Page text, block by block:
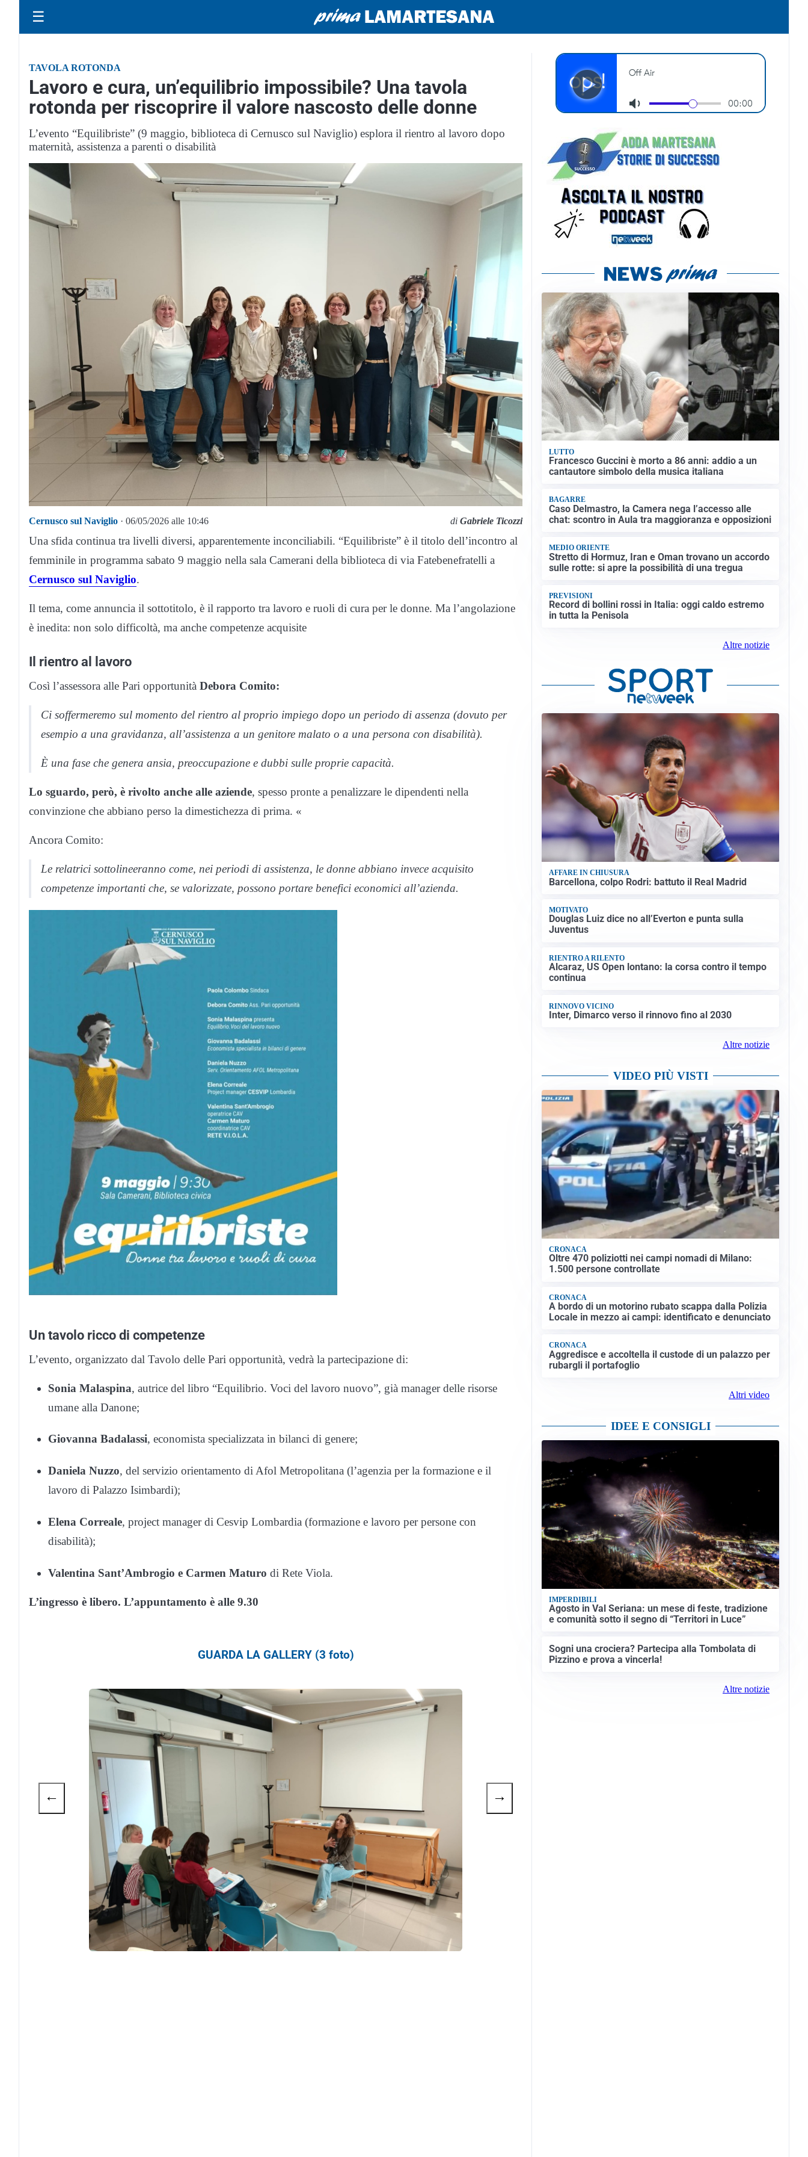
☰
TAVOLA ROTONDA
Lavoro e cura, un’equilibrio impossibile? Una tavola
rotonda per riscoprire il valore nascosto delle donne
L’evento “Equilibriste” (9 maggio, biblioteca di Cernusco sul Naviglio) esplora il rientro al lavoro dopo
maternità, assistenza a parenti o disabilità
Cernusco sul Naviglio · 06/05/2026 alle 10:46 diGabriele Ticozzi
Una sfida continua tra livelli diversi, apparentemente inconciliabili. “Equilibriste” è il titolo dell’incontro al
femminile in programma sabato 9 maggio nella sala Camerani della biblioteca di via Fatebenefratelli a
Cernusco sul Naviglio.
Il tema, come annuncia il sottotitolo, è il rapporto tra lavoro e ruoli di cura per le donne. Ma l’angolazione
è inedita: non solo difficoltà, ma anche competenze acquisite
Il rientro al lavoro
Così l’assessora alle Pari opportunità Debora Comito:
Ci soffermeremo sul momento del rientro al proprio impiego dopo un periodo di assenza (dovuto per
esempio a una gravidanza, all’assistenza a un genitore malato o a una persona con disabilità).
È una fase che genera ansia, preoccupazione e dubbi sulle proprie capacità.
Lo sguardo, però, è rivolto anche alle aziende, spesso pronte a penalizzare le dipendenti nella
convinzione che abbiano perso la dimestichezza di prima. «
Ancora Comito:
Le relatrici sottolineeranno come, nei periodi di assistenza, le donne abbiano invece acquisito
competenze importanti che, se valorizzate, possono portare benefici economici all’azienda.
Un tavolo ricco di competenze
L’evento, organizzato dal Tavolo delle Pari opportunità, vedrà la partecipazione di:
Sonia Malaspina, autrice del libro “Equilibrio. Voci del lavoro nuovo”, già manager delle risorse
umane alla Danone;
Giovanna Badalassi, economista specializzata in bilanci di genere;
Daniela Nuzzo, del servizio orientamento di Afol Metropolitana (l’agenzia per la formazione e il
lavoro di Palazzo Isimbardi);
Elena Correale, project manager di Cesvip Lombardia (formazione e lavoro per persone con
disabilità);
Valentina Sant’Ambrogio e Carmen Maturo di Rete Viola.
L’ingresso è libero. L’appuntamento è alle 9.30
GUARDA LA GALLERY (3 foto)
← →
LUTTO
Francesco Guccini è morto a 86 anni: addio a un
cantautore simbolo della musica italiana
BAGARRE
Caso Delmastro, la Camera nega l’accesso alle
chat: scontro in Aula tra maggioranza e opposizioni
MEDIO ORIENTE
Stretto di Hormuz, Iran e Oman trovano un accordo
sulle rotte: si apre la possibilità di una tregua
PREVISIONI
Record di bollini rossi in Italia: oggi caldo estremo
in tutta la Penisola
Altre notizie
AFFARE IN CHIUSURA
Barcellona, colpo Rodri: battuto il Real Madrid
MOTIVATO
Douglas Luiz dice no all’Everton e punta sulla
Juventus
RIENTRO A RILENTO
Alcaraz, US Open lontano: la corsa contro il tempo
continua
RINNOVO VICINO
Inter, Dimarco verso il rinnovo fino al 2030
Altre notizie
VIDEO PIÙ VISTI
CRONACA
Oltre 470 poliziotti nei campi nomadi di Milano:
1.500 persone controllate
CRONACA
A bordo di un motorino rubato scappa dalla Polizia
Locale in mezzo ai campi: identificato e denunciato
CRONACA
Aggredisce e accoltella il custode di un palazzo per
rubargli il portafoglio
Altri video
IDEE E CONSIGLI
IMPERDIBILI
Agosto in Val Seriana: un mese di feste, tradizione
e comunità sotto il segno di “Territori in Luce”
Sogni una crociera? Partecipa alla Tombolata di
Pizzino e prova a vincerla!
Altre notizie